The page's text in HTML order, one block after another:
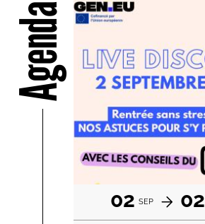
Agenda
02 SEP 02